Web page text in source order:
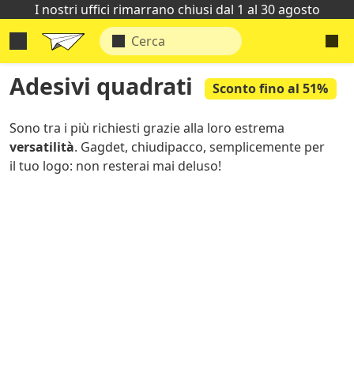
I nostri uffici rimarrano chiusi dal 1 al 30 agosto
Adesivi quadrati Sconto fino al 51%
Sono tra i più richiesti grazie alla loro estrema
versatilità. Gagdet, chiudipacco, semplicemente per
il tuo logo: non resterai mai deluso!